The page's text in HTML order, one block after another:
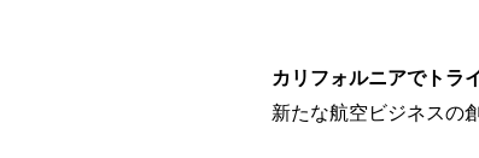
カリフォルニアでトラ
新たな航空ビジネスの